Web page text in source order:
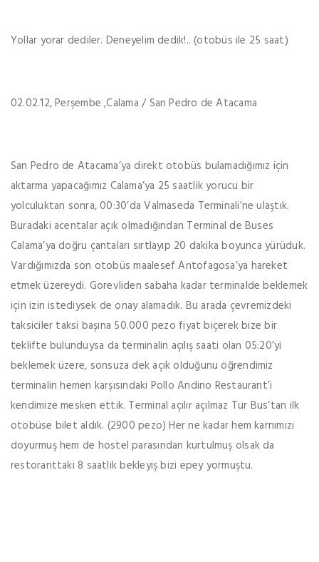
Yollar yorar dediler. Deneyelim dedik!.. (otobüs ile 25 saat)
02.02.12, Perşembe ,Calama / San Pedro de Atacama
San Pedro de Atacama’ya direkt otobüs bulamadığımız için
aktarma yapacağımız Calama’ya 25 saatlik yorucu bir
yolculuktan sonra, 00:30’da Valmaseda Terminali’ne ulaştık.
Buradaki acentalar açık olmadığından Terminal de Buses
Calama’ya doğru çantaları sırtlayıp 20 dakika boyunca yürüduk.
Vardığımızda son otobüs maalesef Antofagosa’ya hareket
etmek üzereydi. Gorevliden sabaha kadar terminalde beklemek
için izin istediysek de onay alamadık. Bu arada çevremizdeki
taksiciler taksi başına 50.000 pezo fiyat biçerek bize bir
teklifte bulunduysa da terminalin açılış saati olan 05:20’yi
beklemek üzere, sonsuza dek açık olduğunu öğrendimiz
terminalin hemen karşısındaki Pollo Andino Restaurant’i
kendimize mesken ettik. Terminal açılır açılmaz Tur Bus’tan ilk
otobüse bilet aldık. (2900 pezo) Her ne kadar hem karnımızı
doyurmuş hem de hostel parasından kurtulmuş olsak da
restoranttaki 8 saatlik bekleyiş bizi epey yormuştu.